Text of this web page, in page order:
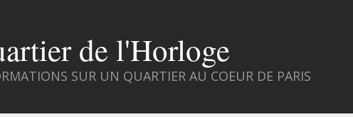
de l'Horloge
SUR UN QUARTIER AU COEUR DE PARIS